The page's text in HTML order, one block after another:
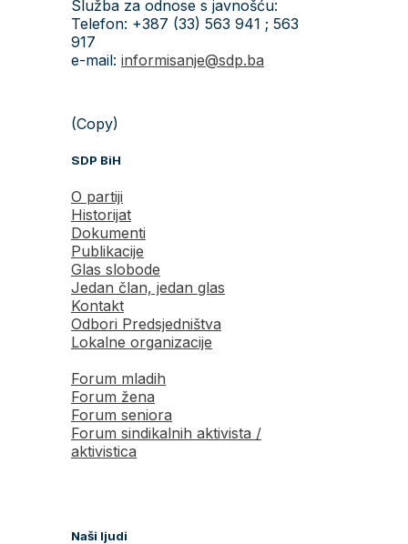
Služba za odnose s javnošću:
Telefon: +387 (33) 563 941 ; 563
917
e-mail: informisanje@sdp.ba
(Copy)
SDP BiH
O partiji
Historijat
Dokumenti
Publikacije
Glas slobode
Jedan član, jedan glas
Kontakt
Odbori Predsjedništva
Lokalne organizacije
Forum mladih
Forum žena
Forum seniora
Forum sindikalnih aktivista /
aktivistica
Naši ljudi